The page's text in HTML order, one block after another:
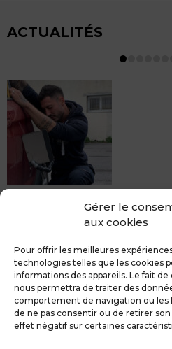
Gérer le
aux cookies
Pour offrir les meilleures
technologies telles que les cookies
informations des appareils. Le fait
nous permettra de traiter des
comportement de navigation ou les
de ne pas consentir ou de retirer
effet négatif sur certaines
ACTUALITÉS
peinture, sans rendez-vous
du débosselage vous accueille
MDCS GROUPE